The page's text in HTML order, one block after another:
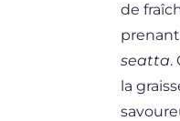
de
seatta.
la